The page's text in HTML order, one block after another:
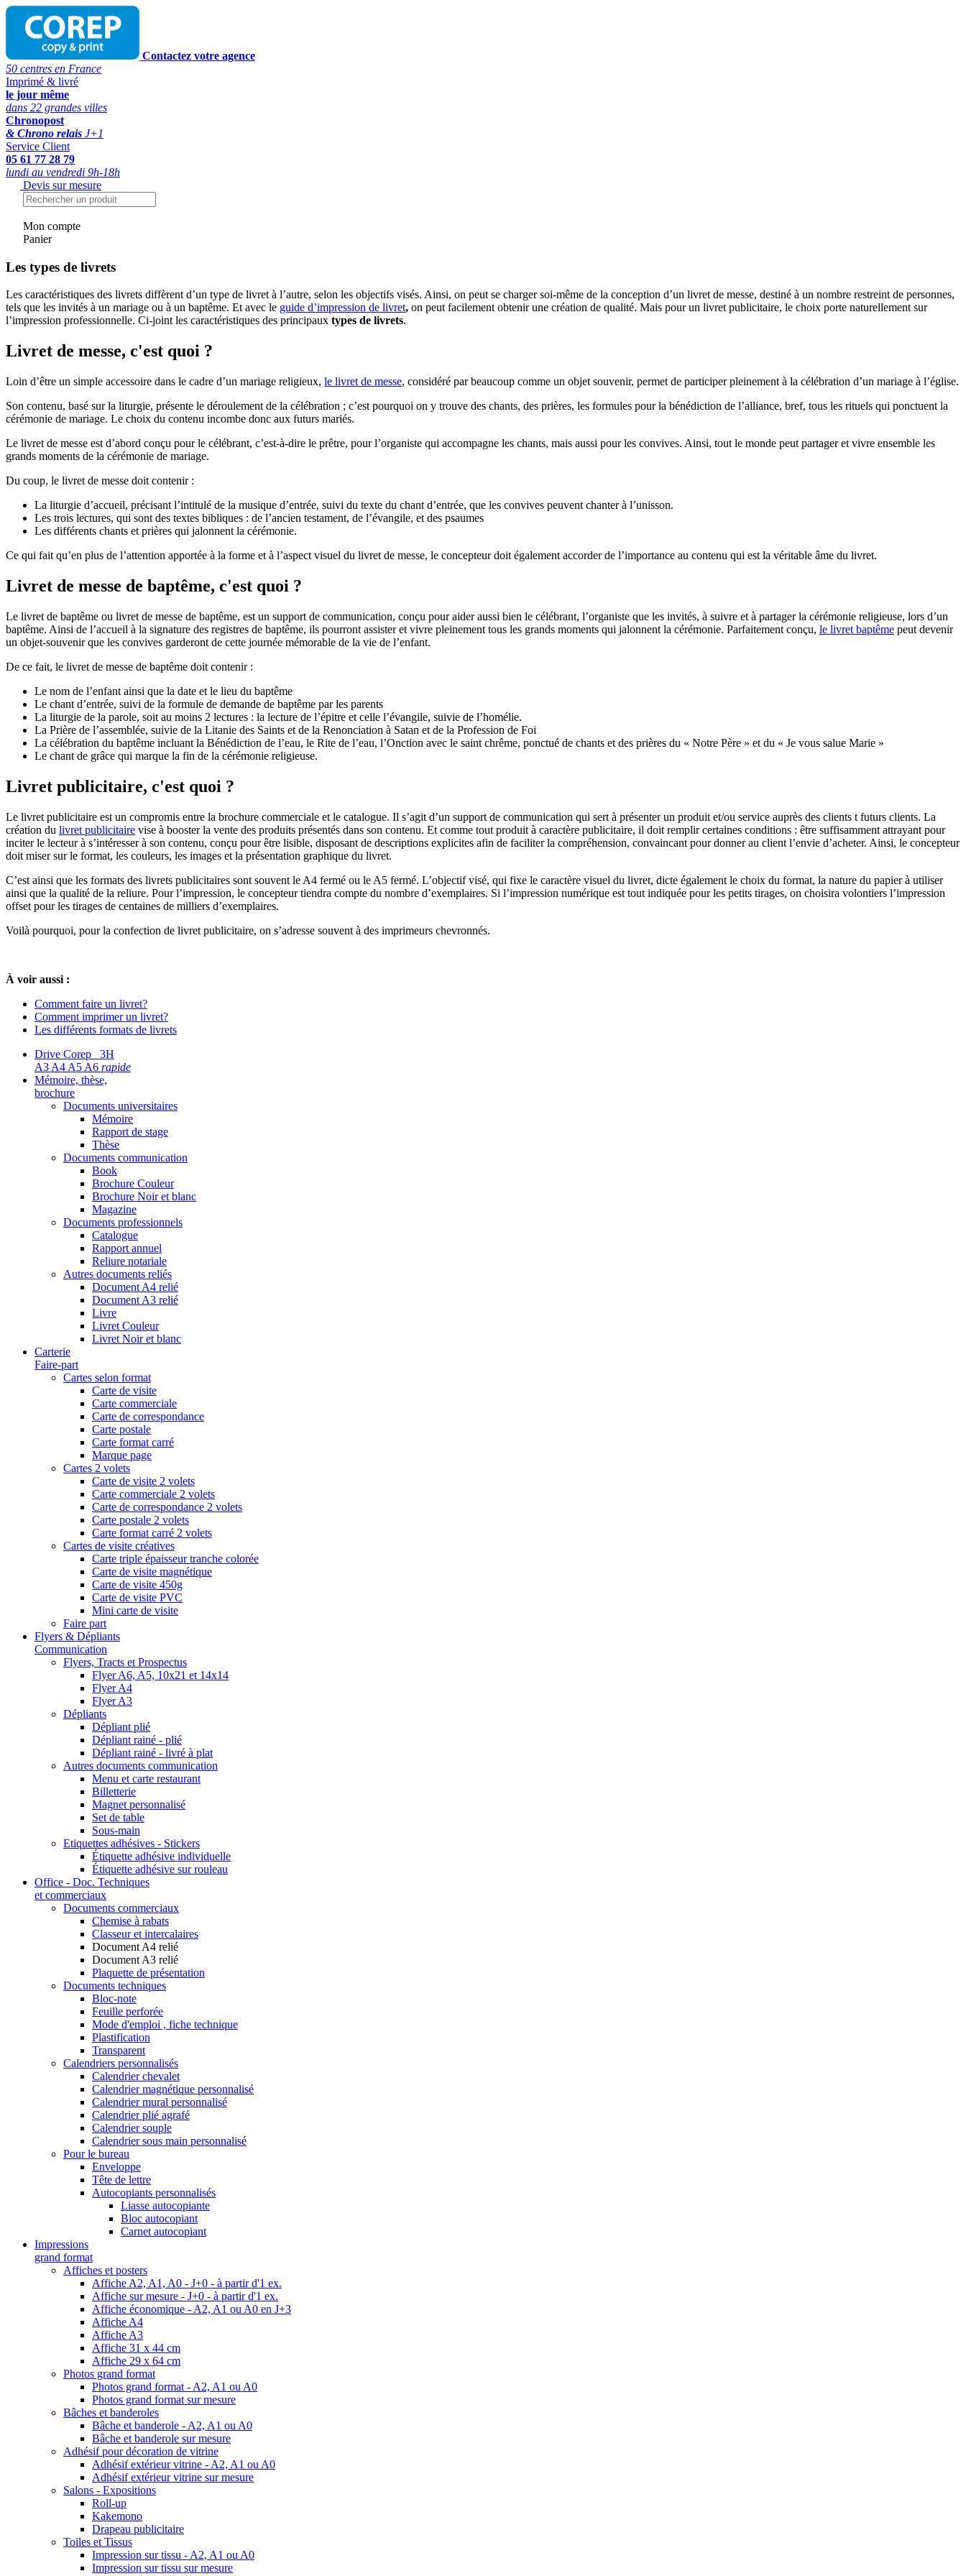
Contactez votre agence
50 centres en France
Imprimé & livré
le jour même
dans 22 grandes villes
Chronopost
& Chrono relais J+1
Service Client
05 61 77 28 79
lundi au vendredi 9h-18h
Devis sur mesure
Mon compte
Panier
Les types de livrets
Les caractéristiques des livrets diffèrent d’un type de livret à l’autre, selon les objectifs visés. Ainsi, on peut se charger soi-même de la conception d’un livret de messe, destiné à un nombre restreint de personnes,
tels que les invités à un mariage ou à un baptême. Et avec le guide d’impression de livret, on peut facilement obtenir une création de qualité. Mais pour un livret publicitaire, le choix porte naturellement sur
l’impression professionnelle. Ci-joint les caractéristiques des principaux types de livrets.
Livret de messe, c'est quoi ?
Loin d’être un simple accessoire dans le cadre d’un mariage religieux, le livret de messe, considéré par beaucoup comme un objet souvenir, permet de participer pleinement à la célébration d’un mariage à l’église.
Son contenu, basé sur la liturgie, présente le déroulement de la célébration ; c’est pourquoi on y trouve des chants, des prières, les formules pour la bénédiction de l’alliance, bref, tous les rituels qui ponctuent la
cérémonie de mariage. Le choix du contenu incombe donc aux futurs mariés.
Le livret de messe est d’abord conçu pour le célébrant, c’est-à-dire le prêtre, pour l’organiste qui accompagne les chants, mais aussi pour les convives. Ainsi, tout le monde peut partager et vivre ensemble les
grands moments de la cérémonie de mariage.
Du coup, le livret de messe doit contenir :
La liturgie d’accueil, précisant l’intitulé de la musique d’entrée, suivi du texte du chant d’entrée, que les convives peuvent chanter à l’unisson.
Les trois lectures, qui sont des textes bibliques : de l’ancien testament, de l’évangile, et des psaumes
Les différents chants et prières qui jalonnent la cérémonie.
Ce qui fait qu’en plus de l’attention apportée à la forme et à l’aspect visuel du livret de messe, le concepteur doit également accorder de l’importance au contenu qui est la véritable âme du livret.
Livret de messe de baptême, c'est quoi ?
Le livret de baptême ou livret de messe de baptême, est un support de communication, conçu pour aider aussi bien le célébrant, l’organiste que les invités, à suivre et à partager la cérémonie religieuse, lors d’un
baptême. Ainsi de l’accueil à la signature des registres de baptême, ils pourront assister et vivre pleinement tous les grands moments qui jalonnent la cérémonie. Parfaitement conçu, le livret baptême peut devenir
un objet-souvenir que les convives garderont de cette journée mémorable de la vie de l’enfant.
De ce fait, le livret de messe de baptême doit contenir :
Le nom de l’enfant ainsi que la date et le lieu du baptême
Le chant d’entrée, suivi de la formule de demande de baptême par les parents
La liturgie de la parole, soit au moins 2 lectures : la lecture de l’épitre et celle l’évangile, suivie de l’homélie.
La Prière de l’assemblée, suivie de la Litanie des Saints et de la Renonciation à Satan et de la Profession de Foi
La célébration du baptême incluant la Bénédiction de l’eau, le Rite de l’eau, l’Onction avec le saint chrême, ponctué de chants et des prières du « Notre Père » et du « Je vous salue Marie »
Le chant de grâce qui marque la fin de la cérémonie religieuse.
Livret publicitaire, c'est quoi ?
Le livret publicitaire est un compromis entre la brochure commerciale et le catalogue. Il s’agit d’un support de communication qui sert à présenter un produit et/ou service auprès des clients t futurs clients. La
création du livret publicitaire vise à booster la vente des produits présentés dans son contenu. Et comme tout produit à caractère publicitaire, il doit remplir certaines conditions : être suffisamment attrayant pour
inciter le lecteur à s’intéresser à son contenu, conçu pour être lisible, disposant de descriptions explicites afin de faciliter la compréhension, convaincant pour donner au client l’envie d’acheter. Ainsi, le concepteur
doit miser sur le format, les couleurs, les images et la présentation graphique du livret.
C’est ainsi que les formats des livrets publicitaires sont souvent le A4 fermé ou le A5 fermé. L’objectif visé, qui fixe le caractère visuel du livret, dicte également le choix du format, la nature du papier à utiliser
ainsi que la qualité de la reliure. Pour l’impression, le concepteur tiendra compte du nombre d’exemplaires. Si l’impression numérique est tout indiquée pour les petits tirages, on choisira volontiers l’impression
offset pour les tirages de centaines de milliers d’exemplaires.
Voilà pourquoi, pour la confection de livret publicitaire, on s’adresse souvent à des imprimeurs chevronnés.
À voir aussi :
Comment faire un livret?
Comment imprimer un livret?
Les différents formats de livrets
Drive Corep 3H
A3 A4 A5 A6 rapide
Mémoire, thèse,
brochure
Documents universitaires
Mémoire
Rapport de stage
Thèse
Documents communication
Book
Brochure Couleur
Brochure Noir et blanc
Magazine
Documents professionnels
Catalogue
Rapport annuel
Reliure notariale
Autres documents reliés
Document A4 relié
Document A3 relié
Livre
Livret Couleur
Livret Noir et blanc
Carterie
Faire-part
Cartes selon format
Carte de visite
Carte commerciale
Carte de correspondance
Carte postale
Carte format carré
Marque page
Cartes 2 volets
Carte de visite 2 volets
Carte commerciale 2 volets
Carte de correspondance 2 volets
Carte postale 2 volets
Carte format carré 2 volets
Cartes de visite créatives
Carte triple épaisseur tranche colorée
Carte de visite magnétique
Carte de visite 450g
Carte de visite PVC
Mini carte de visite
Faire part
Flyers & Dépliants
Communication
Flyers, Tracts et Prospectus
Flyer A6, A5, 10x21 et 14x14
Flyer A4
Flyer A3
Dépliants
Dépliant plié
Dépliant rainé - plié
Dépliant rainé - livré à plat
Autres documents communication
Menu et carte restaurant
Billetterie
Magnet personnalisé
Set de table
Sous-main
Etiquettes adhésives - Stickers
Étiquette adhésive individuelle
Étiquette adhésive sur rouleau
Office - Doc. Techniques
et commerciaux
Documents commerciaux
Chemise à rabats
Classeur et intercalaires
Document A4 relié
Document A3 relié
Plaquette de présentation
Documents techniques
Bloc-note
Feuille perforée
Mode d'emploi , fiche technique
Plastification
Transparent
Calendriers personnalisés
Calendrier chevalet
Calendrier magnétique personnalisé
Calendrier mural personnalisé
Calendrier plié agrafé
Calendrier souple
Calendrier sous main personnalisé
Pour le bureau
Enveloppe
Tête de lettre
Autocopiants personnalisés
Liasse autocopiante
Bloc autocopiant
Carnet autocopiant
Impressions
grand format
Affiches et posters
Affiche A2, A1, A0 - J+0 - à partir d'1 ex.
Affiche sur mesure - J+0 - à partir d'1 ex.
Affiche économique - A2, A1 ou A0 en J+3
Affiche A4
Affiche A3
Affiche 31 x 44 cm
Affiche 29 x 64 cm
Photos grand format
Photos grand format - A2, A1 ou A0
Photos grand format sur mesure
Bâches et banderoles
Bâche et banderole - A2, A1 ou A0
Bâche et banderole sur mesure
Adhésif pour décoration de vitrine
Adhésif extérieur vitrine - A2, A1 ou A0
Adhésif extérieur vitrine sur mesure
Salons - Expositions
Roll-up
Kakemono
Drapeau publicitaire
Toiles et Tissus
Impression sur tissu - A2, A1 ou A0
Impression sur tissu sur mesure